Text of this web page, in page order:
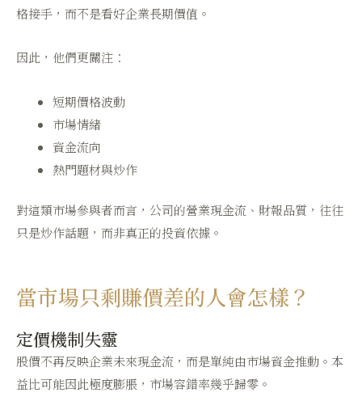
格接手，而不是看好企業長期價值。
因此，他們更關注：
短期價格波動
市場情緒
資金流向
熱門題材與炒作
對這類市場參與者而言，公司的營業現金流、財報品質，往往
只是炒作話題，而非真正的投資依據。
當市場只剩賺價差的人會怎樣？
定價機制失靈
股價不再反映企業未來現金流，而是單純由市場資金推動。本
益比可能因此極度膨脹，市場容錯率幾乎歸零。